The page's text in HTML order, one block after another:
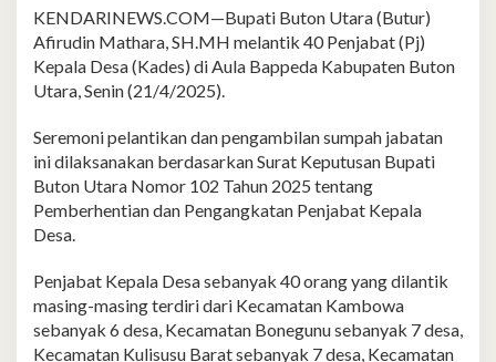
KENDARINEWS.COM—Bupati Buton Utara (Butur)
Afirudin Mathara, SH.MH melantik 40 Penjabat (Pj)
Kepala Desa (Kades) di Aula Bappeda Kabupaten Buton
Utara, Senin (21/4/2025).
Seremoni pelantikan dan pengambilan sumpah jabatan
ini dilaksanakan berdasarkan Surat Keputusan Bupati
Buton Utara Nomor 102 Tahun 2025 tentang
Pemberhentian dan Pengangkatan Penjabat Kepala
Desa.
Penjabat Kepala Desa sebanyak 40 orang yang dilantik
masing-masing terdiri dari Kecamatan Kambowa
sebanyak 6 desa, Kecamatan Bonegunu sebanyak 7 desa,
Kecamatan Kulisusu Barat sebanyak 7 desa, Kecamatan